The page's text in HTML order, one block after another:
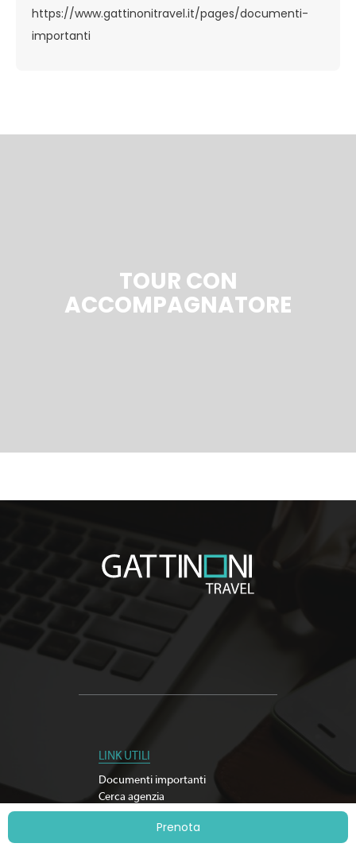
Prenota
https://www.gattinonitravel.it/pages/documenti-
importanti
TOUR CON
ACCOMPAGNATORE
LINK UTILI
Documenti importanti
Cerca agenzia
Iscriviti alla newsletter